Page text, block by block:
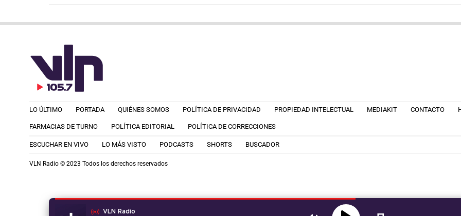
VLN Radio
LO ÚLTIMO PORTADA QUIÉNES SOMOS POLÍTICA DE PRIVACIDAD PROPIEDAD INTELECTUAL MEDIAKIT CONTACTO
FARMACIAS DE TURNO POLÍTICA EDITORIAL POLÍTICA DE CORRECCIONES
ESCUCHAR EN VIVO LO MÁS VISTO PODCASTS SHORTS BUSCADOR
VLN Radio © 2023 Todos los derechos reservados